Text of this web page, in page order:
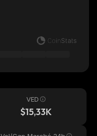
VED
$15,33K